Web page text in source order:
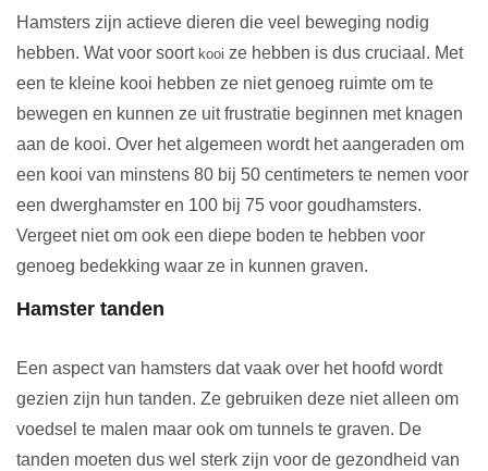
Hamsters zijn actieve dieren die veel beweging nodig
hebben. Wat voor soort kooi ze hebben is dus cruciaal. Met
een te kleine kooi hebben ze niet genoeg ruimte om te
bewegen en kunnen ze uit frustratie beginnen met knagen
aan de kooi. Over het algemeen wordt het aangeraden om
een kooi van minstens 80 bij 50 centimeters te nemen voor
een dwerghamster en 100 bij 75 voor goudhamsters.
Vergeet niet om ook een diepe boden te hebben voor
genoeg bedekking waar ze in kunnen graven.
Hamster tanden
Een aspect van hamsters dat vaak over het hoofd wordt
gezien zijn hun tanden. Ze gebruiken deze niet alleen om
voedsel te malen maar ook om tunnels te graven. De
tanden moeten dus wel sterk zijn voor de gezondheid van